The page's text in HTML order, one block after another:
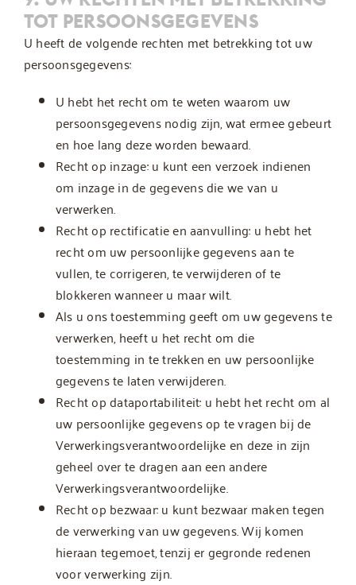
TOT PERSOONSGEGEVENS
U heeft de volgende rechten met betrekking tot uw
persoonsgegevens:
U hebt het recht om te weten waarom uw
persoonsgegevens nodig zijn, wat ermee gebeurt
en hoe lang deze worden bewaard.
Recht op inzage: u kunt een verzoek indienen
om inzage in de gegevens die we van u
verwerken.
Recht op rectificatie en aanvulling: u hebt het
recht om uw persoonlijke gegevens aan te
vullen, te corrigeren, te verwijderen of te
blokkeren wanneer u maar wilt.
Als u ons toestemming geeft om uw gegevens te
verwerken, heeft u het recht om die
toestemming in te trekken en uw persoonlijke
gegevens te laten verwijderen.
Recht op dataportabiliteit: u hebt het recht om al
uw persoonlijke gegevens op te vragen bij de
Verwerkingsverantwoordelijke en deze in zijn
geheel over te dragen aan een andere
Verwerkingsverantwoordelijke.
Recht op bezwaar: u kunt bezwaar maken tegen
de verwerking van uw gegevens. Wij komen
hieraan tegemoet, tenzij er gegronde redenen
voor verwerking zijn.